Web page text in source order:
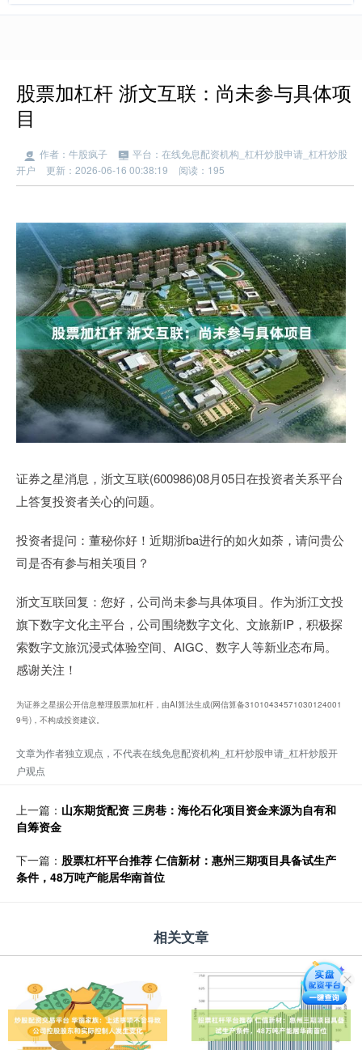
股票加杠杆 浙文互联：尚未参与具体项
目
作者：牛股疯子
平台：在线免息配资机构_杠杆炒股申请_杠杆炒股
开户
更新：2026-06-16 00:38:19 阅读：195
证券之星消息，浙文互联(600986)08月05日在投资者关系平台
上答复投资者关心的问题。
投资者提问：董秘你好！近期浙ba进行的如火如荼，请问贵公
司是否有参与相关项目？
浙文互联回复：您好，公司尚未参与具体项目。作为浙江文投
旗下数字文化主平台，公司围绕数字文化、文旅新IP，积极探
索数字文旅沉浸式体验空间、AIGC、数字人等新业态布局。
感谢关注！
为证券之星据公开信息整理股票加杠杆，由AI算法生成(网信算备31010434571030124001
9号)，不构成投资建议。
文章为作者独立观点，不代表在线免息配资机构_杠杆炒股申请_杠杆炒股开
户观点
上一篇： 山东期货配资 三房巷：海伦石化项目资金来源为自有和
自筹资金
下一篇： 股票杠杆平台推荐 仁信新材：惠州三期项目具备试生产
条件，48万吨产能居华南首位
相关文章